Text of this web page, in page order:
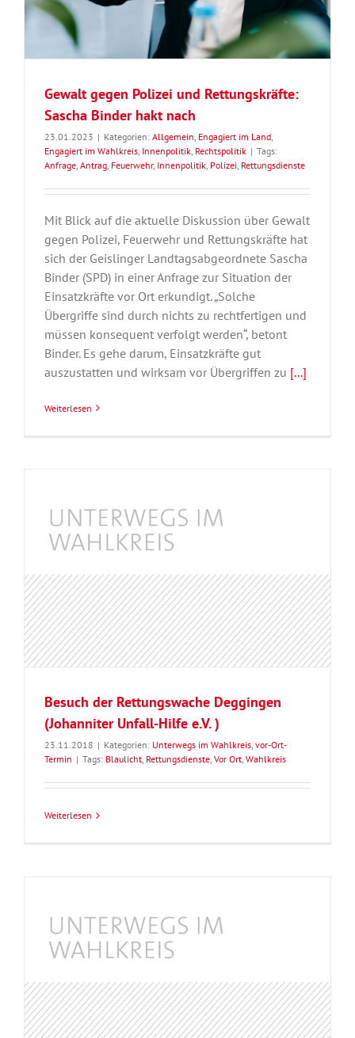
Gewalt gegen Polizei und Rettungskräfte:
Sascha Binder hakt nach
23.01.2023 | Kategorien: Allgemein Engagiert im Land
Engagiert im Wahlkreis Innenpolitik Rechtspolitik | Tags:
Anfrage Antrag Feuerwehr, Innenpolitik Polizei Rettungsdienste
Mit Blick auf die aktuelle Diskussion über Gewalt
gegen Polizei, Feuerwehr und Rettungskräfte hat
sich der Geislinger Landtagsabgeordnete Sascha
Binder (SPD) in einer Anfrage zur Situation der
Einsatzkräfte vor Ort erkundigt. „Solche
Übergriffe sind durch nichts zu rechtfertigen und
müssen konsequent verfolgt werden“, betont
Binder. Es gehe darum, Einsatzkräfte gut
auszustatten und wirksam vor Übergriffen zu [...]
Weiterlesen
Besuch der Rettungswache Deggingen
(Johanniter Unfall-Hilfe e.V. )
23.11.2018 | Kategorien: Unterwegs im Wahlkreis, vor-Ort-
Termin | Tags: Blaulicht, Rettungsdienste, Vor Ort, Wahlkreis
Weiterlesen